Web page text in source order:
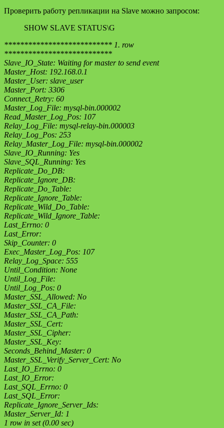
Проверить работу репликации на Slave можно запросом:
SHOW SLAVE STATUS\G
*************************** 1. row
***************************
Slave_IO_State: Waiting for master to send event
Master_Host: 192.168.0.1
Master_User: slave_user
Master_Port: 3306
Connect_Retry: 60
Master_Log_File: mysql-bin.000002
Read_Master_Log_Pos: 107
Relay_Log_File: mysql-relay-bin.000003
Relay_Log_Pos: 253
Relay_Master_Log_File: mysql-bin.000002
Slave_IO_Running: Yes
Slave_SQL_Running: Yes
Replicate_Do_DB:
Replicate_Ignore_DB:
Replicate_Do_Table:
Replicate_Ignore_Table:
Replicate_Wild_Do_Table:
Replicate_Wild_Ignore_Table:
Last_Errno: 0
Last_Error:
Skip_Counter: 0
Exec_Master_Log_Pos: 107
Relay_Log_Space: 555
Until_Condition: None
Until_Log_File:
Until_Log_Pos: 0
Master_SSL_Allowed: No
Master_SSL_CA_File:
Master_SSL_CA_Path:
Master_SSL_Cert:
Master_SSL_Cipher:
Master_SSL_Key:
Seconds_Behind_Master: 0
Master_SSL_Verify_Server_Cert: No
Last_IO_Errno: 0
Last_IO_Error:
Last_SQL_Errno: 0
Last_SQL_Error:
Replicate_Ignore_Server_Ids:
Master_Server_Id: 1
1 row in set (0.00 sec)